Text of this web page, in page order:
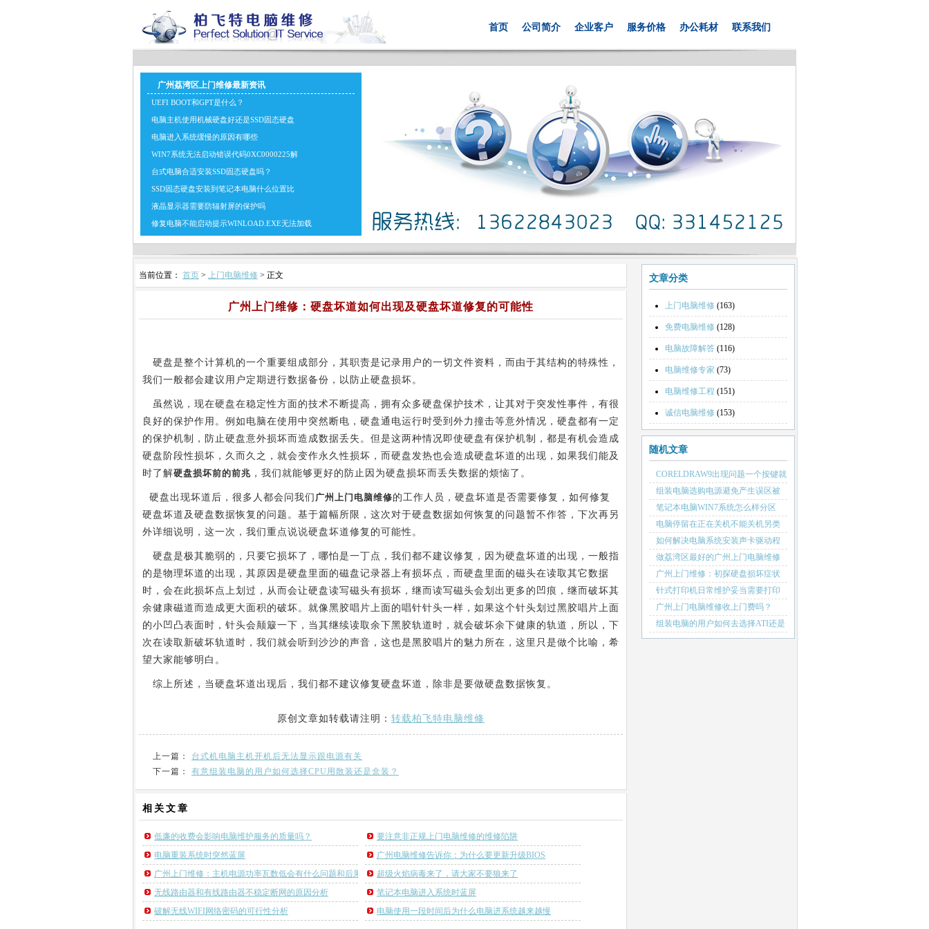
首页 公司简介 企业客户 服务价格 办公耗材 联系我们
广州荔湾区上门维修最新资讯
UEFI BOOT和GPT是什么？
电脑主机使用机械硬盘好还是SSD固态硬盘
电脑进入系统缓慢的原因有哪些
WIN7系统无法启动错误代码0XC0000225解
台式电脑合适安装SSD固态硬盘吗？
SSD固态硬盘安装到笔记本电脑什么位置比
液晶显示器需要防辐射屏的保护吗
修复电脑不能启动提示WINLOAD.EXE无法加载
当前位置： 首页 > 上门电脑维修 > 正文
广州上门维修：硬盘坏道如何出现及硬盘坏道修复的可能性
硬盘是整个计算机的一个重要组成部分，其职责是记录用户的一切文件资料，而由于其结构的特殊性，
我们一般都会建议用户定期进行数据备份，以防止硬盘损坏。
虽然说，现在硬盘在稳定性方面的技术不断提高，拥有众多硬盘保护技术，让其对于突发性事件，有很
良好的保护作用。例如电脑在使用中突然断电，硬盘通电运行时受到外力撞击等意外情况，硬盘都有一定
的保护机制，防止硬盘意外损坏而造成数据丢失。但是这两种情况即使硬盘有保护机制，都是有机会造成
硬盘阶段性损坏，久而久之，就会变作永久性损坏，而硬盘发热也会造成硬盘坏道的出现，如果我们能及
时了解硬盘损坏前的前兆 ，我们就能够更好的防止因为硬盘损坏而丢失数据的烦恼了。
硬盘出现坏道后，很多人都会问我们 广州上门电脑维修的工作人员，硬盘坏道是否需要修复，如何修复
硬盘坏道及硬盘数据恢复的问题。基于篇幅所限，这次对于硬盘数据如何恢复的问题暂不作答，下次再另
外详细说明，这一次，我们重点说说硬盘坏道修复的可能性。
硬盘是极其脆弱的，只要它损坏了，哪怕是一丁点，我们都不建议修复，因为硬盘坏道的出现，一般指
的是物理坏道的出现，其原因是硬盘里面的磁盘记录器上有损坏点，而硬盘里面的磁头在读取其它数据
时，会在此损坏点上划过，从而会让硬盘读写磁头有损坏，继而读写磁头会划出更多的凹痕，继而破坏其
余健康磁道而造成更大面积的破坏。就像黑胶唱片上面的唱针针头一样，如果这个针头划过黑胶唱片上面
的小凹凸表面时，针头会颠簸一下，当其继续读取余下黑胶轨道时，就会破坏余下健康的轨道，所以，下
次在读取新破坏轨道时，我们就会听到沙沙的声音，这也是黑胶唱片的魅力所在，这里只是做个比喻，希
望大家能够明白。
综上所述，当硬盘坏道出现后，我们都不建议修复硬盘坏道，除非是要做硬盘数据恢复。
原创文章如转载请注明： 转载柏飞特电脑维修
上一篇： 台式机电脑主机开机后无法显示跟电源有关
下一篇： 有意组装电脑的用户如何选择CPU用散装还是盒装？
相关 文章
低廉的收费会影响电脑维护服务的质量吗？
要注意非正规上门电脑维修的维修陷阱
电脑重装系统时突然蓝屏
广州电脑维修告诉你：为什么要更新升级BIOS
广州上门维修：主机电源功率瓦数低会有什么问题和后果
超级火焰病毒来了，请大家不要狼来了
无线路由器和有线路由器不稳定断网的原因分析
笔记本电脑进入系统时蓝屏
破解无线WIFI网络密码的可行性分析
电脑使用一段时间后为什么电脑进系统越来越慢
文章分类
上门电脑维修 (163)
免费电脑维修 (128)
电脑故障解答 (116)
电脑维修专家 (73)
电脑维修工程 (151)
诚信电脑维修 (153)
随机文章
CORELDRAW9出现问题一个按键就
搞掂
组装电脑选购电源避免产生误区被
骗
笔记本电脑WIN7系统怎么样分区
电脑停留在正在关机不能关机另类
解决方法
如何解决电脑系统安装声卡驱动程
序后蓝屏或者重启
做荔湾区最好的广州上门电脑维修
公司
广州上门维修：初探硬盘损坏症状
的征兆现象
针式打印机日常维护妥当需要打印
时不出故障
广州上门电脑维修收上门费吗？
组装电脑的用户如何去选择ATI还是
NVIDIA显卡呢？